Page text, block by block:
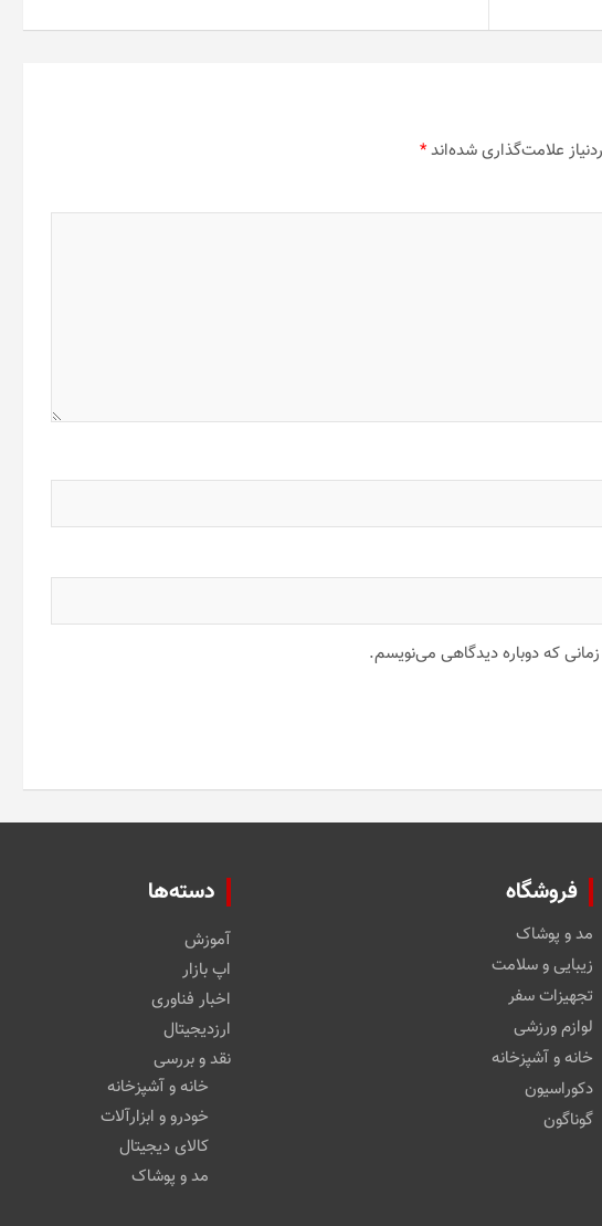
علامت‌گذاری شده‌اند*
که دوباره دیدگاهی می‌نویسم.
فروشگاه
مد و پوشاک
زیبایی و سلامت
تجهیزات سفر
لوازم ورزشی
خانه و آشپزخانه
دکوراسیون
گوناگون
دسته‌ها
آموزش
اپ بازار
اخبار فناوری
ارزدیجیتال
نقد و بررسی
خانه و آشپزخانه
خودرو و ابزارآلات
کالای دیجیتال
مد و پوشاک